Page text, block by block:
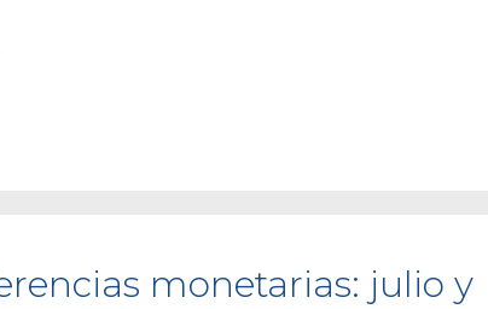
monetarias: julio y